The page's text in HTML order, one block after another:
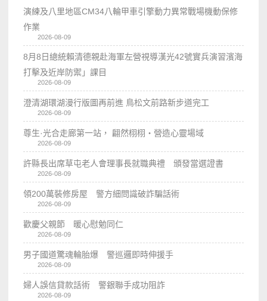
演練及八里地區CM34八輪甲車引擎動力異常戰場機動保修
作業
2026-08-09
8月8日總統賴清德親赴海軍左營視導漢光42號實兵演習濱海
打擊及近岸防禦」課目
2026-08-09
澄清湖環湖漫行版圖再前進 鳥松文前路新步道完工
2026-08-09
尊生·光合走廊第一站， 翩然栩栩・營造心靈場域
2026-08-09
許縣長出席草屯老人會理事長就職典禮 頒發當選證書
2026-08-09
領200萬裝修房屋 警方細問識破詐騙話術
2026-08-09
歡慶父親節 暖心慰勉同仁
2026-08-09
男子國道驚魂輪胎爆 警巡邏即時伸援手
2026-08-09
婦人誤信貸款話術 警銀聯手成功阻詐
2026-08-09